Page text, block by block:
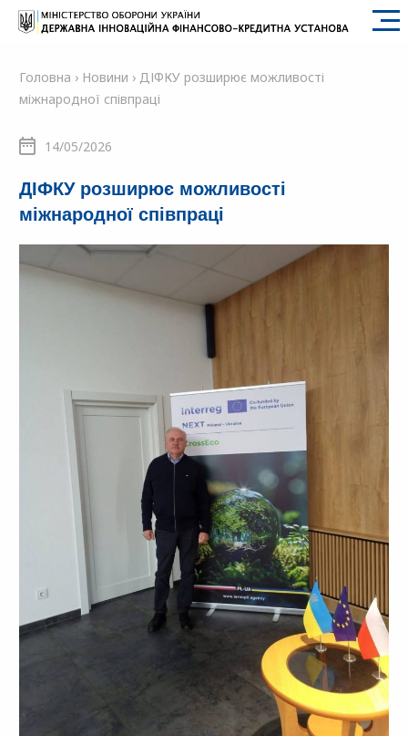
SFII
Головна › Новини › ДІФКУ розширює можливості
міжнародної співпраці
14/05/2026
ДІФКУ розширює можливості
міжнародної співпраці